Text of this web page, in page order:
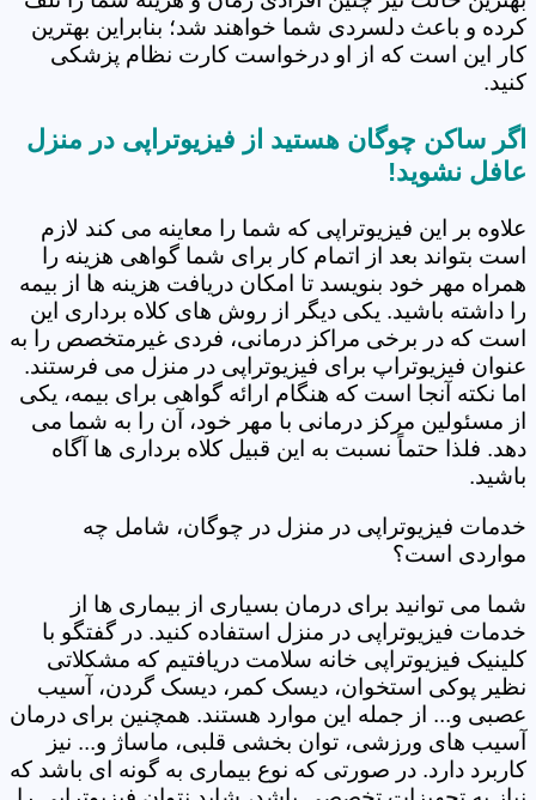
کرده و باعث دلسردی شما خواهند شد؛ بنابراین بهترین
کار این است که از او درخواست کارت نظام پزشکی
کنید.
اگر ساکن چوگان هستید از فیزیوتراپی در منزل
عافل نشوید!
علاوه بر این فیزیوتراپی که شما را معاینه می کند لازم
است بتواند بعد از اتمام کار برای شما گواهی هزینه را
همراه مهر خود بنویسد تا امکان دریافت هزینه ها از بیمه
را داشته باشید. یکی دیگر از روش های کلاه برداری این
است که در برخی مراکز درمانی، فردی غیرمتخصص را به
عنوان فیزیوتراپ برای فیزیوتراپی در منزل می فرستند.
اما نکته آنجا است که هنگام ارائه گواهی برای بیمه، یکی
از مسئولین مرکز درمانی با مهر خود، آن را به شما می
دهد. فلذا حتماً نسبت به این قبیل کلاه برداری ها آگاه
باشید.
خدمات فیزیوتراپی در منزل در چوگان، شامل چه
مواردی است؟
شما می توانید برای درمان بسیاری از بیماری ها از
خدمات فیزیوتراپی در منزل استفاده کنید. در گفتگو با
کلینیک فیزیوتراپی خانه سلامت دریافتیم که مشکلاتی
نظیر پوکی استخوان، دیسک کمر، دیسک گردن، آسیب
عصبی و... از جمله این موارد هستند. همچنین برای درمان
آسیب های ورزشی، توان بخشی قلبی، ماساژ و... نیز
کاربرد دارد. در صورتی که نوع بیماری به گونه ای باشد که